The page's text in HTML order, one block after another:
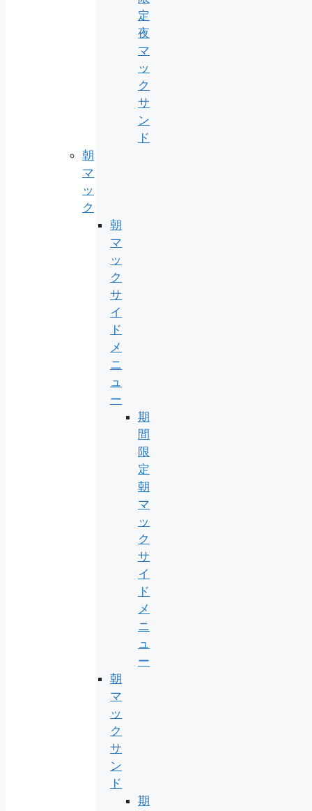
定
夜
マ
ッ
ク
サ
ン
ド
朝
マ
ッ
ク
朝
マ
ッ
ク
サ
イ
ド
メ
ニ
ュ
ー
期
間
限
定
朝
マ
ッ
ク
サ
イ
ド
メ
ニ
ュ
ー
朝
マ
ッ
ク
サ
ン
ド
期